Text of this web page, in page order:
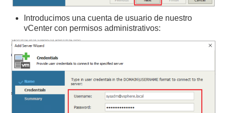
Introducimos una cuenta de usuario de nuestro
vCenter con permisos administrativos: